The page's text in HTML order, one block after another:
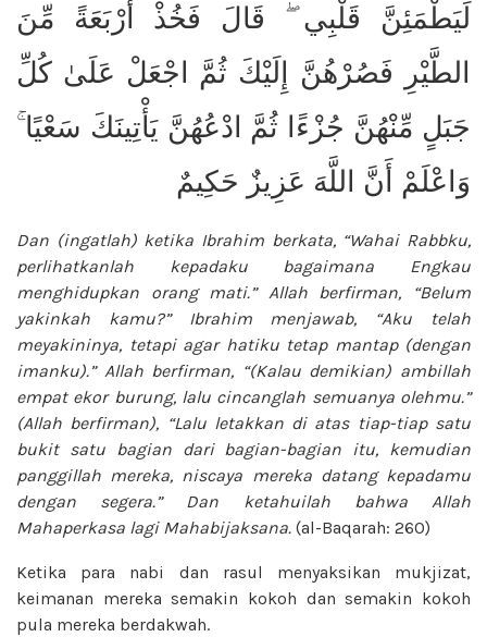
لِّيَطْمَئِنَّ قَلْبِي ۖ قَالَ فَخُذْ أَرْبَعَةً مِّنَ
الطَّيْرِ فَصُرْهُنَّ إِلَيْكَ ثُمَّ اجْعَلْ عَلَىٰ كُلِّ
جَبَلٍ مِّنْهُنَّ جُزْءًا ثُمَّ ادْعُهُنَّ يَأْتِينَكَ سَعْيًا ۚ
وَاعْلَمْ أَنَّ اللَّهَ عَزِيزٌ حَكِيمٌ
Dan (ingatlah) ketika Ibrahim berkata, “Wahai Rabbku,
perlihatkanlah kepadaku bagaimana Engkau
menghidupkan orang mati.” Allah berfirman, “Belum
yakinkah kamu?” Ibrahim menjawab, “Aku telah
meyakininya, tetapi agar hatiku tetap mantap (dengan
imanku).” Allah berfirman, “(Kalau demikian) ambillah
empat ekor burung, lalu cincanglah semuanya olehmu.”
(Allah berfirman), “Lalu letakkan di atas tiap-tiap satu
bukit satu bagian dari bagian-bagian itu,
kemudian
panggillah mereka, niscaya mereka datang kepadamu
dengan segera.”
Dan ketahuilah bahwa Allah
Mahaperkasa lagi Mahabijaksana. (al-Baqarah: 260)
Ketika para nabi dan rasul menyaksikan mukjizat,
keimanan mereka semakin kokoh dan semakin kokoh
pula mereka berdakwah.